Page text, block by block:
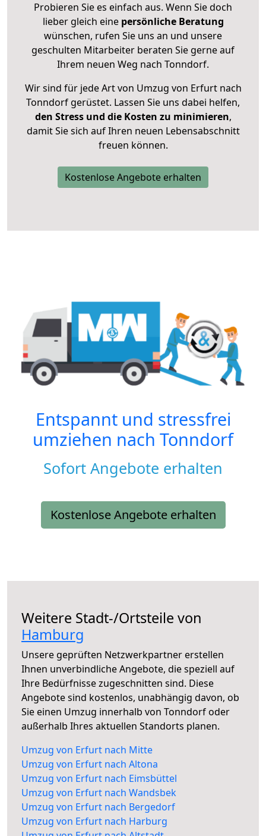
Probieren Sie es einfach aus. Wenn Sie doch
lieber gleich eine persönliche Beratung
wünschen, rufen Sie uns an und unsere
geschulten Mitarbeiter beraten Sie gerne auf
Ihrem neuen Weg nach Tonndorf.
Wir sind für jede Art von Umzug von Erfurt nach
Tonndorf gerüstet. Lassen Sie uns dabei helfen,
den Stress und die Kosten zu minimieren,
damit Sie sich auf Ihren neuen Lebensabschnitt
freuen können.
Kostenlose Angebote erhalten
Entspannt und stressfrei
umziehen nach Tonndorf
Sofort Angebote erhalten
Kostenlose Angebote erhalten
Weitere Stadt-/Ortsteile von
Hamburg
Unsere geprüften Netzwerkpartner erstellen
Ihnen unverbindliche Angebote, die speziell auf
Ihre Bedürfnisse zugeschnitten sind. Diese
Angebote sind kostenlos, unabhängig davon, ob
Sie einen Umzug innerhalb von Tonndorf oder
außerhalb Ihres aktuellen Standorts planen.
Umzug von Erfurt nach Mitte
Umzug von Erfurt nach Altona
Umzug von Erfurt nach Eimsbüttel
Umzug von Erfurt nach Wandsbek
Umzug von Erfurt nach Bergedorf
Umzug von Erfurt nach Harburg